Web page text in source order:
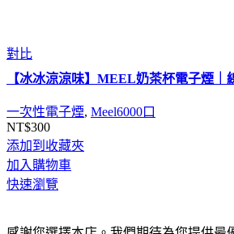
對比
【冰冰涼涼味】MEEL奶茶杯電子煙
一次性電子煙, Meel6000口
NT$300
添加到收藏夾
加入購物車
快速瀏覽